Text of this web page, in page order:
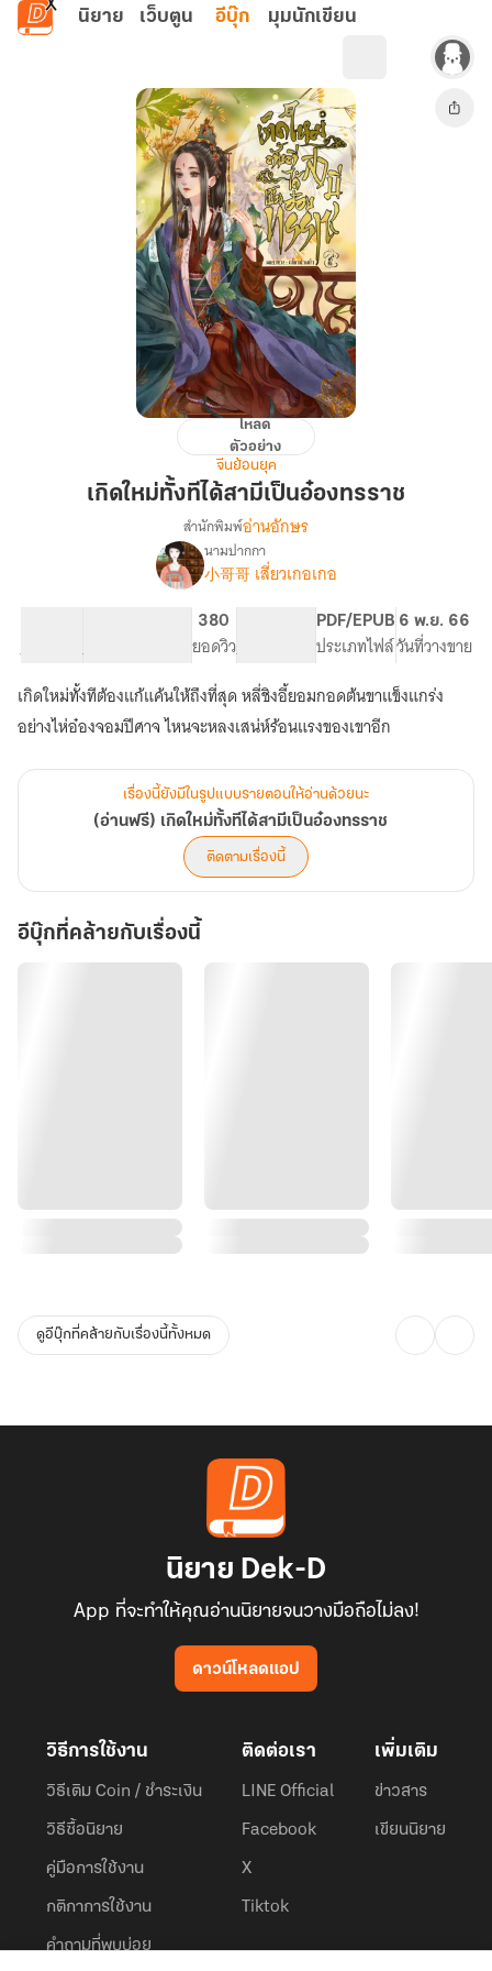
ข้ามไปยังเนื้อหาหลัก
นิยาย เว็บตูน อีบุ๊ก มุมนักเขียน
ทั้งที
เป็น
อ๋อง
โหลด
ตัวอย่าง
จีนย้อนยุค
เกิดใหม่ทั้งทีได้สามีเป็นอ๋องทรราช
เรื่อง
ฟรี)
สามี
เป็น
อ๋อง
สำนักพิมพ์อ่านอักษร
นามปากกา
小哥哥 เสี่ยวเกอเกอ
จำนวนคำ จำนวนหน้า (A5)
380
ยอดวิวระดับเนื้อหา
PDF/EPUB
ประเภทไฟล์
6 พ.ย. 66
วันที่วางขาย
เกิดใหม่ทั้งทีต้องแก้แค้นให้ถึงที่สุด หลี่ชิงอี้ยอมกอดต้นขาแข็งแกร่ง
เรื่องนี้ยังมีในรูปแบบรายตอนให้อ่านด้วยนะ
(อ่านฟรี) เกิดใหม่ทั้งทีได้สามีเป็นอ๋องทรราช
ติดตามเรื่องนี้
อีบุ๊กที่คล้ายกับเรื่องนี้
ดูอีบุ๊กที่คล้ายกับเรื่องนี้ทั้งหมด
นิยาย Dek-D
App ที่จะทำให้คุณอ่านนิยายจนวางมือถือไม่ลง!
ดาวน์โหลดแอป
วิธีการใช้งาน
วิธีเติม Coin / ชำระเงิน
วิธีซื้อนิยาย
คู่มือการใช้งาน
กติกาการใช้งาน
คำถามที่พบบ่อย
ติดต่อเรา
LINE Official
Facebook
X
Tiktok
เพิ่มเติม
ข่าวสาร
เขียนนิยาย